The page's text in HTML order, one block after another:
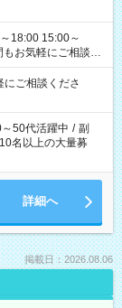
ご相談くださ
50代活躍中 / 副
10名以上の大量募
詳細へ
掲載日：2026.08.06